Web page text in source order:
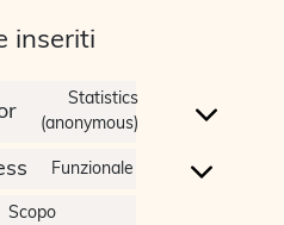
inseriti
Statistics
(anonymous)
Funzionale
Scopo